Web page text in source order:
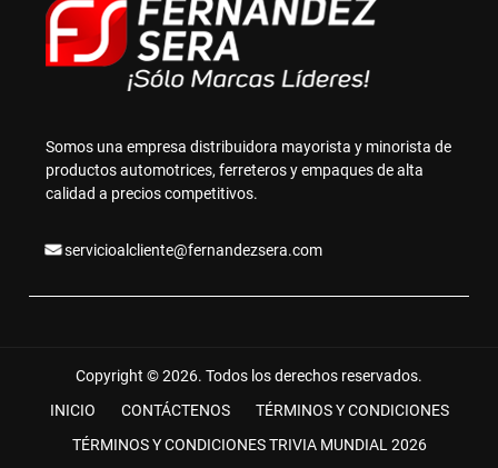
Somos una empresa distribuidora mayorista y minorista de
productos automotrices, ferreteros y empaques de alta
calidad a precios competitivos.
servicioalcliente@fernandezsera.com
Copyright © 2026. Todos los derechos reservados.
INICIO
CONTÁCTENOS
TÉRMINOS Y CONDICIONES
TÉRMINOS Y CONDICIONES TRIVIA MUNDIAL 2026